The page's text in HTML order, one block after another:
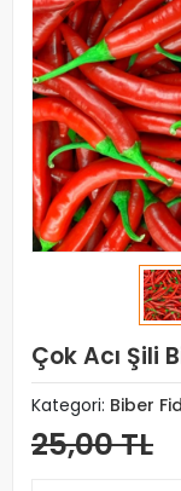
Çok Acı Şili
Kategori: Biber
25,00 TL